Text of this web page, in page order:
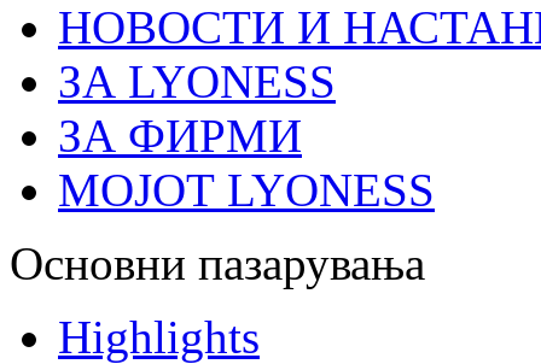
НОВОСТИ И
ЗА LYONESS
ЗА ФИРМИ
МОЈОТ LYONESS
Основни пазарувања
Highlights